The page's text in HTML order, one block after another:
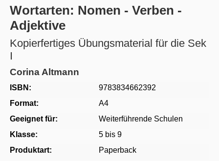
Wortarten: Nomen - Verben -
Adjektive
Kopierfertiges Übungsmaterial für die Sek
I
Corina Altmann
ISBN:
9783834662392
Format:
A4
Geeignet für:
Weiterführende Schulen
Klasse:
5 bis 9
Produktart:
Paperback